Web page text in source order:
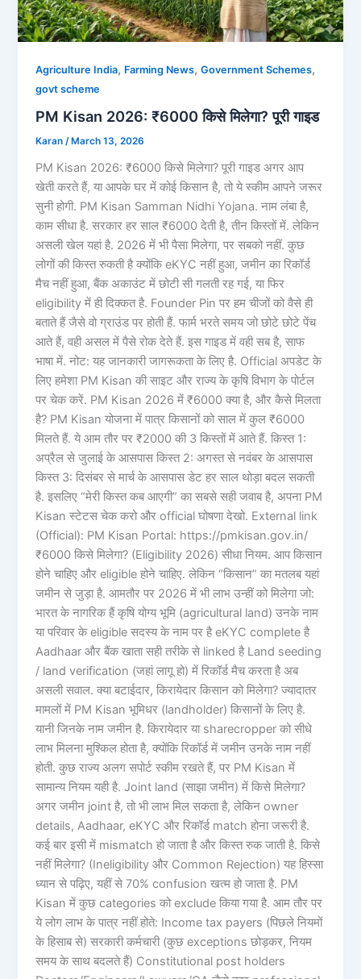
Agriculture India, Farming News,Government Schemes,
govt scheme
PM Kisan 2026: ₹6000 किसे मिलेगा? पूरी गाइड
Karan/ March 13, 2026
PM Kisan 2026: ₹6000 किसे मिलेगा? पूरी गाइड अगर आप
खेती करते हैं, या आपके घर में कोई किसान है, तो ये स्कीम आपने जरूर
सुनी होगी. PM Kisan Samman Nidhi Yojana. नाम लंबा है,
काम सीधा है. सरकार हर साल ₹6000 देती है, तीन किस्तों में. लेकिन
असली खेल यहां है. 2026 में भी पैसा मिलेगा, पर सबको नहीं. कुछ
लोगों की किस्त रुकती है क्योंकि eKYC नहीं हुआ, जमीन का रिकॉर्ड
मैच नहीं हुआ, बैंक अकाउंट में छोटी सी गलती रह गई, या फिर
eligibility में ही दिक्कत है. Founder Pin पर हम चीजों को वैसे ही
बताते हैं जैसे वो ग्राउंड पर होती हैं. फार्म भरते समय जो छोटे छोटे पेंच
आते हैं, वही असल में पैसे रोक देते हैं. इस गाइड में वही सब है, साफ
भाषा में. नोट: यह जानकारी जागरूकता के लिए है. Official अपडेट के
लिए हमेशा PM Kisan की साइट और राज्य के कृषि विभाग के पोर्टल
पर चेक करें. PM Kisan 2026 में ₹6000 क्या है, और कैसे मिलता
है? PM Kisan योजना में पात्र किसानों को साल में कुल ₹6000
मिलते हैं. ये आम तौर पर ₹2000 की 3 किस्तों में आते हैं. किस्त 1:
अप्रैल से जुलाई के आसपास किस्त 2: अगस्त से नवंबर के आसपास
किस्त 3: दिसंबर से मार्च के आसपास डेट हर साल थोड़ा बदल सकती
है. इसलिए “मेरी किस्त कब आएगी” का सबसे सही जवाब है, अपना PM
Kisan स्टेटस चेक करो और official घोषणा देखो. External link
(Official): PM Kisan Portal: https://pmkisan.gov.in/
₹6000 किसे मिलेगा? (Eligibility 2026) सीधा नियम. आप किसान
होने चाहिए और eligible होने चाहिए. लेकिन “किसान” का मतलब यहां
जमीन से जुड़ा है. आमतौर पर 2026 में भी लाभ उन्हीं को मिलेगा जो:
भारत के नागरिक हैं कृषि योग्य भूमि (agricultural land) उनके नाम
या परिवार के eligible सदस्य के नाम पर है eKYC complete है
Aadhaar और बैंक खाता सही तरीके से linked है Land seeding
/ land verification (जहां लागू हो) में रिकॉर्ड मैच करता है अब
असली सवाल. क्या बटाईदार, किरायेदार किसान को मिलेगा? ज्यादातर
मामलों में PM Kisan भूमिधर (landholder) किसानों के लिए है.
यानी जिनके नाम जमीन है. किरायेदार या sharecropper को सीधे
लाभ मिलना मुश्किल होता है, क्योंकि रिकॉर्ड में जमीन उनके नाम नहीं
होती. कुछ राज्य अलग सपोर्ट स्कीम रखते हैं, पर PM Kisan में
सामान्य नियम यही है. Joint land (साझा जमीन) में किसे मिलेगा?
अगर जमीन joint है, तो भी लाभ मिल सकता है, लेकिन owner
details, Aadhaar, eKYC और रिकॉर्ड match होना जरूरी है.
कई बार इसी में mismatch हो जाता है और किस्त रुक जाती है. किसे
नहीं मिलेगा? (Ineligibility और Common Rejection) यह हिस्सा
ध्यान से पढ़िए, यहीं से 70% confusion खत्म हो जाता है. PM
Kisan में कुछ categories को exclude किया गया है. आम तौर पर
ये लोग लाभ के पात्र नहीं होते: Income tax payers (पिछले नियमों
के हिसाब से) सरकारी कर्मचारी (कुछ exceptions छोड़कर, नियम
समय के साथ बदलते हैं) Constitutional post holders